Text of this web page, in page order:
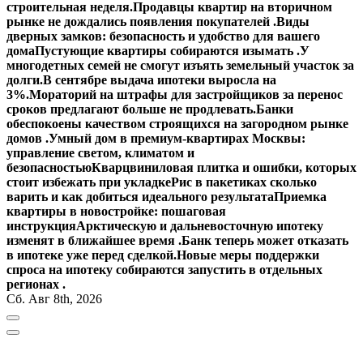
строительная неделя.Продавцы квартир на вторичном
рынке не дождались появления покупателей .Виды
дверных замков: безопасность и удобство для вашего
домаПустующие квартиры собираются изымать .У
многодетных семей не смогут изъять земельный участок за
долги.В сентябре выдача ипотеки выросла на
3%.Мораторий на штрафы для застройщиков за перенос
сроков предлагают больше не продлевать.Банки
обеспокоены качеством строящихся на загородном рынке
домов .Умный дом в премиум-квартирах Москвы:
управление светом, климатом и
безопасностьюКварцвиниловая плитка и ошибки, которых
стоит избежать при укладкеРис в пакетиках сколько
варить и как добиться идеального результатаПриемка
квартиры в новостройке: пошаговая
инструкцияАрктическую и дальневосточную ипотеку
изменят в ближайшее время .Банк теперь может отказать
в ипотеке уже перед сделкой.Новые меры поддержки
спроса на ипотеку собираются запустить в отдельных
регионах .
Сб. Авг 8th, 2026